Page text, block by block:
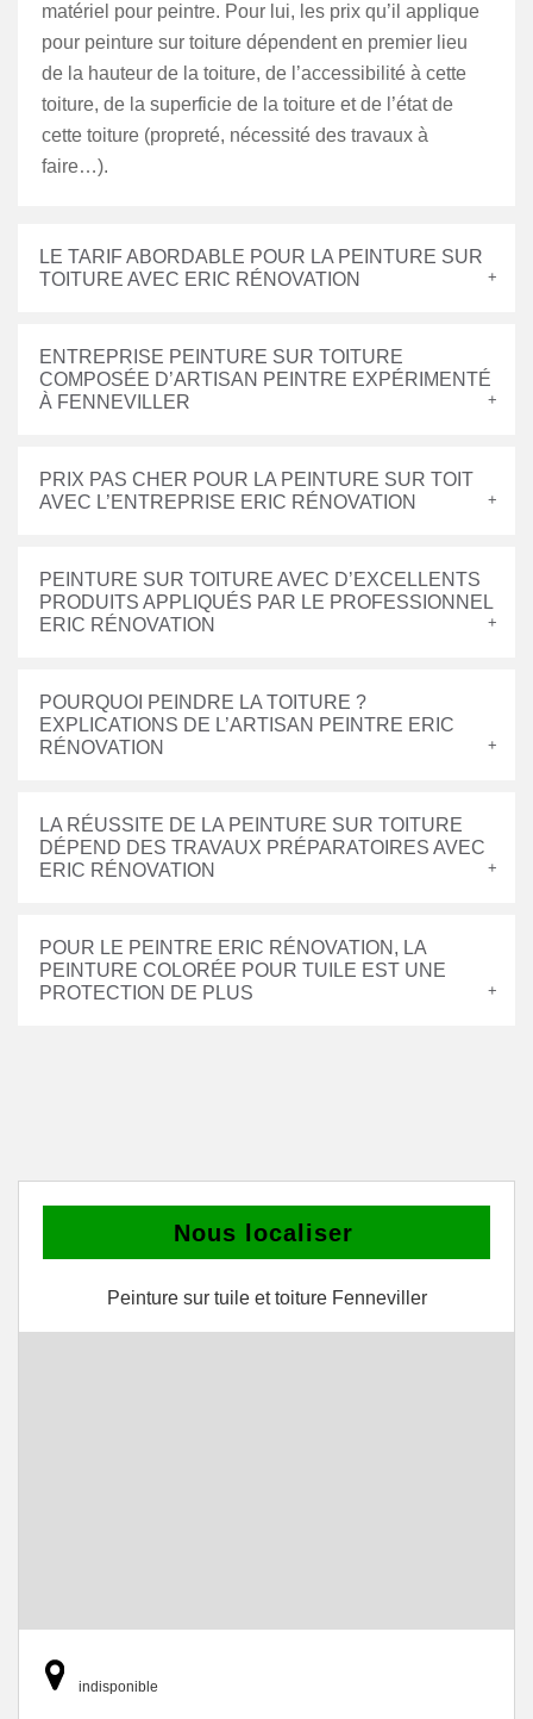
matériel pour peintre. Pour lui, les prix qu’il applique
pour peinture sur toiture dépendent en premier lieu
de la hauteur de la toiture, de l’accessibilité à cette
toiture, de la superficie de la toiture et de l’état de
cette toiture (propreté, nécessité des travaux à
faire…).
LE TARIF ABORDABLE POUR LA PEINTURE SUR
TOITURE AVEC ERIC RÉNOVATION
ENTREPRISE PEINTURE SUR TOITURE
COMPOSÉE D’ARTISAN PEINTRE EXPÉRIMENTÉ
À FENNEVILLER
PRIX PAS CHER POUR LA PEINTURE SUR TOIT
AVEC L’ENTREPRISE ERIC RÉNOVATION
PEINTURE SUR TOITURE AVEC D’EXCELLENTS
PRODUITS APPLIQUÉS PAR LE PROFESSIONNEL
ERIC RÉNOVATION
POURQUOI PEINDRE LA TOITURE ?
EXPLICATIONS DE L’ARTISAN PEINTRE ERIC
RÉNOVATION
LA RÉUSSITE DE LA PEINTURE SUR TOITURE
DÉPEND DES TRAVAUX PRÉPARATOIRES AVEC
ERIC RÉNOVATION
POUR LE PEINTRE ERIC RÉNOVATION, LA
PEINTURE COLORÉE POUR TUILE EST UNE
PROTECTION DE PLUS
Nous localiser
Peinture sur tuile et toiture Fenneviller
indisponible